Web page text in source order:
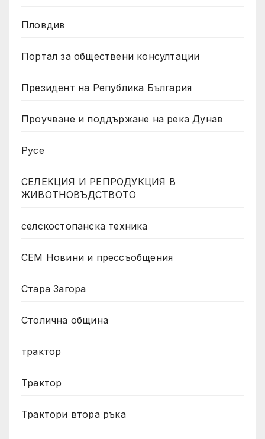
Пловдив
Портал за обществени консултации
Президент на Република България
Проучване и поддържане на река Дунав
Русе
СЕЛЕКЦИЯ И РЕПРОДУКЦИЯ В
ЖИВОТНОВЪДСТВОТО
селскостопанска техника
СЕМ Новини и прессъобщения
Стара Загора
Столична община
трактор
Трактор
Трактори втора ръка